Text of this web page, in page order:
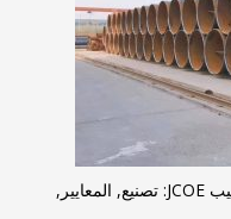
تحليل شامل لأنابيب LSAW / منتجات الأنابيب JCOE: تصنيع, المعايير,